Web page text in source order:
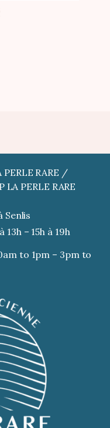
RARE /
PERLE RARE
Senlis
– 15h à 19h
to 1pm – 3pm to